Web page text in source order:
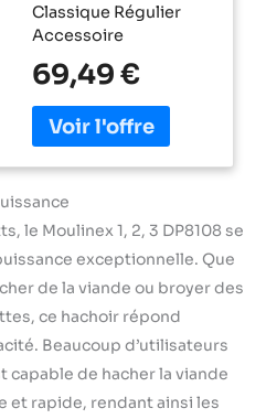
W, 2 lames
Powerlife,
capacité de
jusqu'à 350 g/550
ml, couvercle
hermétique,
système de
protection
contre la
surchauffe,
compact, noir
Classique Régulier
Accessoire
69,49 €
le Moulinex 1, 2, 3 DP8108 se
exceptionnelle. Que
de la viande ou broyer des
ce hachoir répond
Beaucoup d’utilisateurs
capable de hacher la viande
et rapide, rendant ainsi les